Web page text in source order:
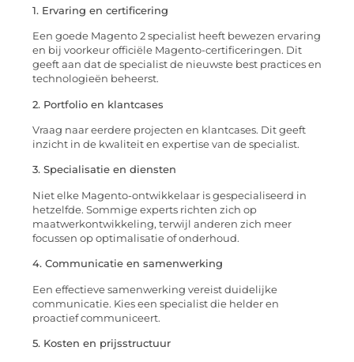
1. Ervaring en certificering
Een goede Magento 2 specialist heeft bewezen ervaring
en bij voorkeur officiële Magento-certificeringen. Dit
geeft aan dat de specialist de nieuwste best practices en
technologieën beheerst.
2. Portfolio en klantcases
Vraag naar eerdere projecten en klantcases. Dit geeft
inzicht in de kwaliteit en expertise van de specialist.
3. Specialisatie en diensten
Niet elke Magento-ontwikkelaar is gespecialiseerd in
hetzelfde. Sommige experts richten zich op
maatwerkontwikkeling, terwijl anderen zich meer
focussen op optimalisatie of onderhoud.
4. Communicatie en samenwerking
Een effectieve samenwerking vereist duidelijke
communicatie. Kies een specialist die helder en
proactief communiceert.
5. Kosten en prijsstructuur